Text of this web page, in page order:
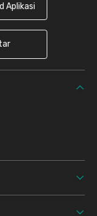
Aplikasi